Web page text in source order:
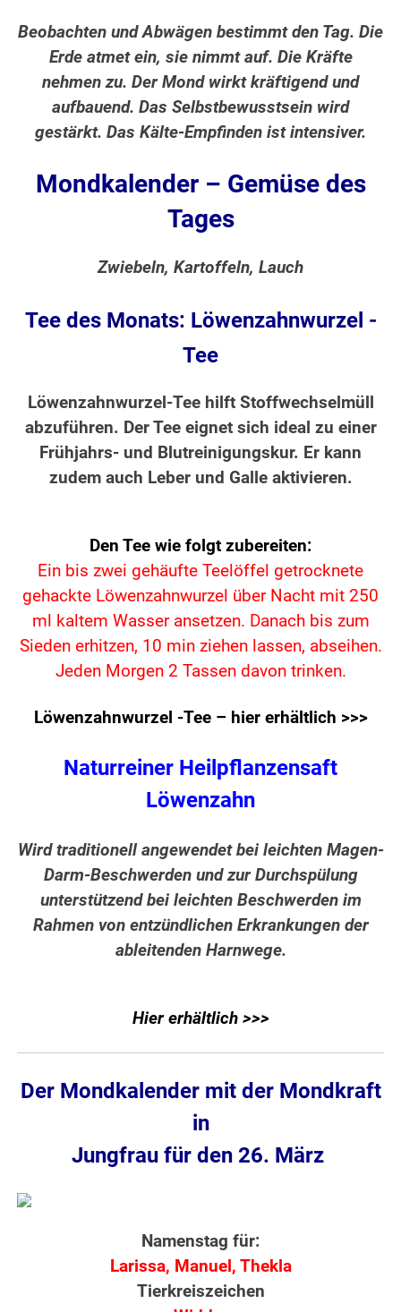
Beobachten und Abwägen bestimmt den Tag. Die
Erde atmet ein, sie nimmt auf. Die Kräfte
nehmen zu. Der Mond wirkt kräftigend und
aufbauend. Das Selbstbewusstsein wird
gestärkt. Das Kälte-Empfinden ist intensiver.
Mondkalender – Gemüse des
Tages
Zwiebeln, Kartoffeln, Lauch
Tee des Monats: Löwenzahnwurzel -
Tee
Löwenzahnwurzel-Tee hilft Stoffwechselmüll
abzuführen. Der Tee eignet sich ideal zu einer
Frühjahrs- und Blutreinigungskur. Er kann
zudem auch Leber und Galle aktivieren.
Den Tee wie folgt zubereiten:
Ein bis zwei gehäufte Teelöffel getrocknete
gehackte Löwenzahnwurzel über Nacht mit 250
ml kaltem Wasser ansetzen. Danach bis zum
Sieden erhitzen, 10 min ziehen lassen, abseihen.
Jeden Morgen 2 Tassen davon trinken.
Löwenzahnwurzel -Tee – hier erhältlich >>>
Naturreiner Heilpflanzensaft
Löwenzahn
Wird traditionell angewendet bei leichten Magen-
Darm-Beschwerden und zur Durchspülung
unterstützend bei leichten Beschwerden im
Rahmen von entzündlichen Erkrankungen der
ableitenden Harnwege.
Hier erhältlich >>>
Der Mondkalender mit der Mondkraft
in
Jungfrau für den 26. März
Namenstag für:
Larissa, Manuel, Thekla
Tierkreiszeichen